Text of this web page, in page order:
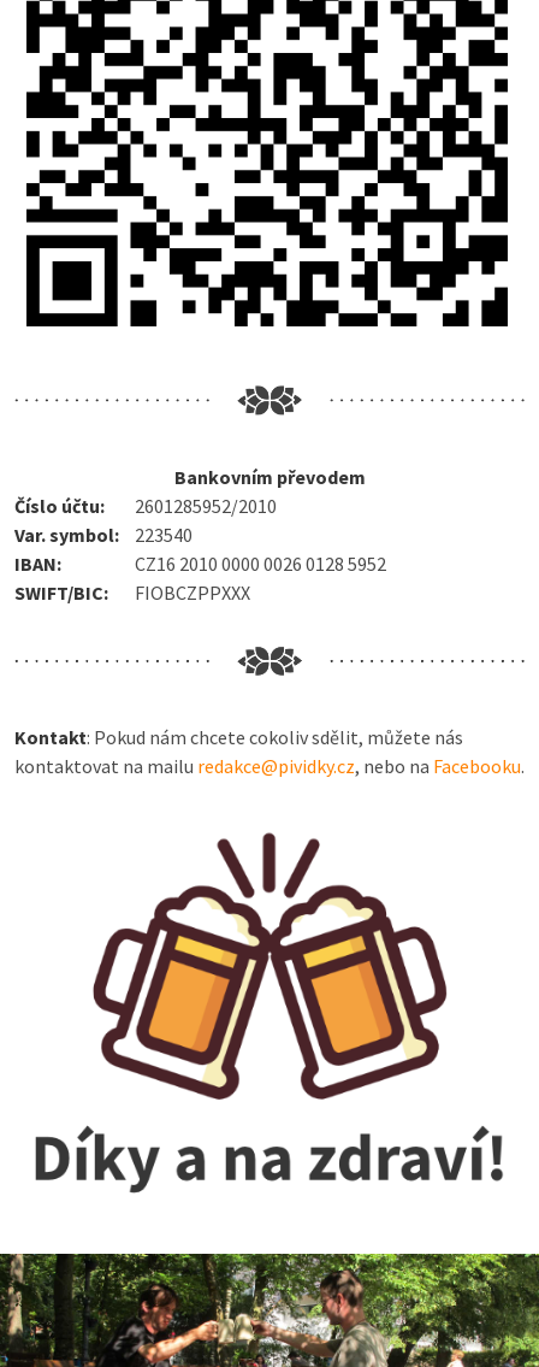
Bankovním převodem
Číslo účtu:
2601285952/2010
Var. symbol:
223540
IBAN:
CZ16 2010 0000 0026 0128 5952
SWIFT/BIC:
FIOBCZPPXXX
Kontakt: Pokud nám chcete cokoliv sdělit, můžete nás
kontaktovat na mailu redakce@pividky.cz, nebo na Facebooku.